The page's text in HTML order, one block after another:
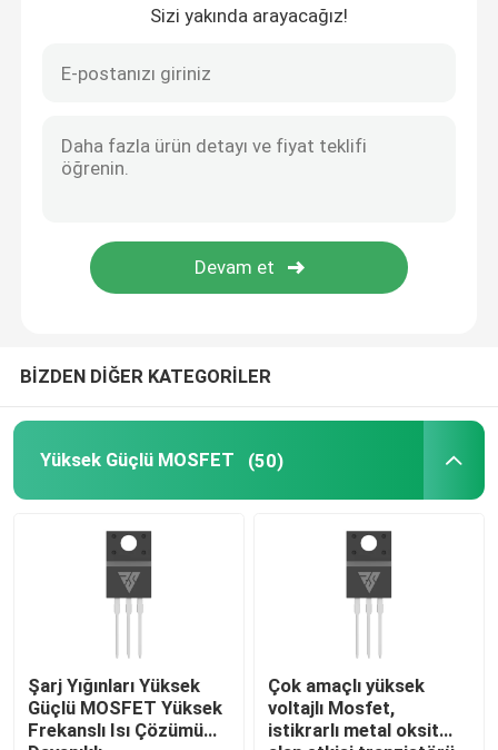
Sizi yakında arayacağız!
BİZDEN DİĞER KATEGORİLER
Yüksek Güçlü MOSFET (50)
Şarj Yığınları Yüksek
Güçlü MOSFET Yüksek
Frekanslı Isı Çözümü
Çok amaçlı yüksek
voltajlı Mosfet,
istikrarlı metal oksit